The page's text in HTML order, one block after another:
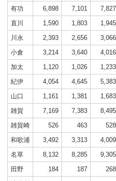
有功
6,898 7,101 7,827
直川
1,590 1,803 1,945
川永
2,393 2,656 3,066
小倉
3,214 3,640 4,016
加太
1,120 1,026 1,233
紀伊
4,054 4,645 5,383
山口
1,161 1,381 1,683
雑賀
7,169 7,383 8,495
雑賀崎
526 463 528
和歌浦
3,492 3,313 4,009
名草
8,132 8,285 9,305
田野
184 187 268